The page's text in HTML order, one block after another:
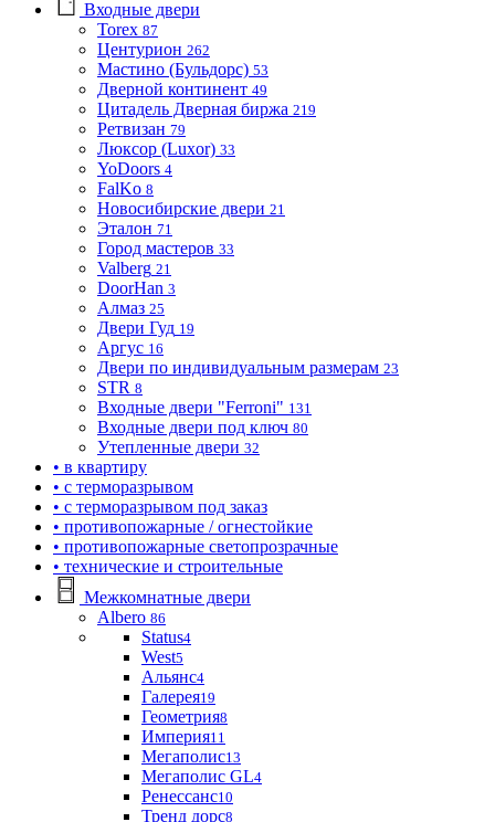
Входные двери
Torex 87
Центурион 262
Мастино (Бульдорс) 53
Дверной континент 49
Цитадель Дверная биржа 219
Ретвизан 79
Люксор (Luxor) 33
YoDoors 4
FalKo 8
Новосибирские двери 21
Эталон 71
Город мастеров 33
Valberg 21
DoorHan 3
Алмаз 25
Двери Гуд 19
Аргус 16
Двери по индивидуальным размерам 23
STR 8
Входные двери "Ferroni" 131
Входные двери под ключ 80
Утепленные двери 32
• в квартиру
• с терморазрывом
• с терморазрывом под заказ
• противопожарные / огнестойкие
• противопожарные светопрозрачные
• технические и строительные
Межкомнатные двери
Albero 86
Status4
West5
Альянс4
Галерея19
Геометрия8
Империя11
Мегаполис13
Мегаполис GL4
Ренессанс10
Тренд дорс8